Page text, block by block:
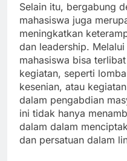
Selain itu, bergabung
mahasiswa juga
meningkatkan
dan leadership.
mahasiswa bisa
kegiatan, seperti
kesenian, atau
dalam pengabdian
ini tidak hanya
dalam dalam
dan persatuan dalam